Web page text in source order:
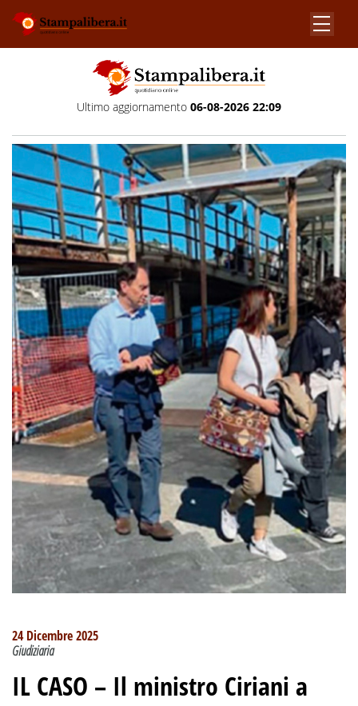
Ultimo aggiornamento 06-08-2026 22:09
24 Dicembre 2025
Giudiziaria
IL CASO – Il ministro Ciriani a